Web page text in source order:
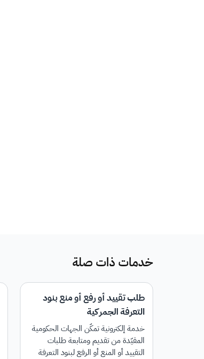
خدمات ذات صلة
طلب تقييد أو رفع أو منع بنود
التعرفة الجمركية
خدمة إلكترونية تمكّن الجهات الحكومية
المقيّدة من تقديم ومتابعة طلبات
التقييد أو المنع أو الرفع لبنود التعرفة